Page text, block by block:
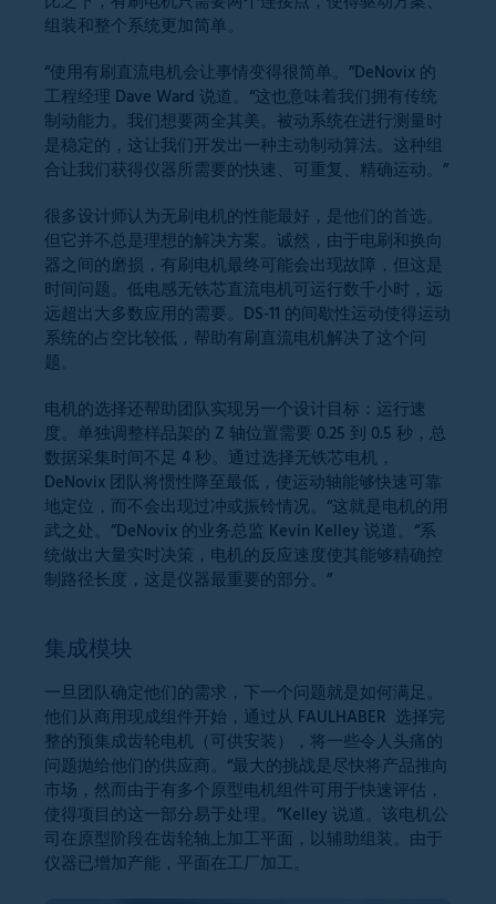
组装和整个系统更加简单。
“使用有刷直流电机会让事情变得很简单。”DeNovix 的
工程经理 Dave Ward 说道。“这也意味着我们拥有传统
制动能力。我们想要两全其美。被动系统在进行测量时
是稳定的，这让我们开发出一种主动制动算法。这种组
合让我们获得仪器所需要的快速、可重复、精确运动。”
很多设计师认为无刷电机的性能最好，是他们的首选。
但它并不总是理想的解决方案。诚然，由于电刷和换向
器之间的磨损，有刷电机最终可能会出现故障，但这是
时间问题。低电感无铁芯直流电机可运行数千小时，远
远超出大多数应用的需要。DS-11 的间歇性运动使得运动
系统的占空比较低，帮助有刷直流电机解决了这个问
题。
电机的选择还帮助团队实现另一个设计目标：运行速
度。单独调整样品架的 Z 轴位置需要 0.25 到 0.5 秒，总
数据采集时间不足 4 秒。通过选择无铁芯电机，
DeNovix 团队将惯性降至最低，使运动轴能够快速可靠
地定位，而不会出现过冲或振铃情况。“这就是电机的用
武之处。”DeNovix 的业务总监 Kevin Kelley 说道。“系
统做出大量实时决策，电机的反应速度使其能够精确控
制路径长度，这是仪器最重要的部分。”
集成模块
一旦团队确定他们的需求，下一个问题就是如何满足。
他们从商用现成组件开始，通过从 FAULHABER 选择完
整的预集成齿轮电机（可供安装），将一些令人头痛的
问题抛给他们的供应商。“最大的挑战是尽快将产品推向
市场，然而由于有多个原型电机组件可用于快速评估，
使得项目的这一部分易于处理。”Kelley 说道。该电机公
司在原型阶段在齿轮轴上加工平面，以辅助组装。由于
仪器已增加产能，平面在工厂加工。